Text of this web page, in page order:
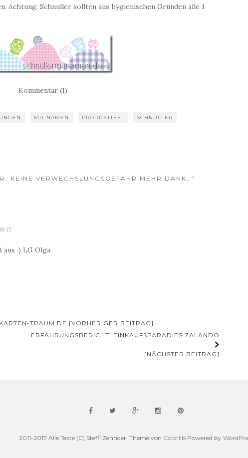
Achtung: Schnuller sollten aus hygienischen Gründen alle 1
Kommentar (1)
MIT NAMEN PRODUKTTEST SCHNULLER
KEINE VERWECHSLUNGSGEFAHR MEHR DANK…”
:) LG Olga
TRAUM.DE [VORHERIGER BEITRAG]
ERFAHRUNGSBERICHT: EINKAUFSPARADIES ZALANDO
[NÄCHSTER BEITRAG]
2011-2017 Alle Texte (C) Steffi Zehnder. Theme von Colorlib Powered by